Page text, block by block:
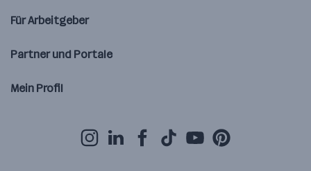
Für Arbeitgeber
Partner und Portale
Mein Profil